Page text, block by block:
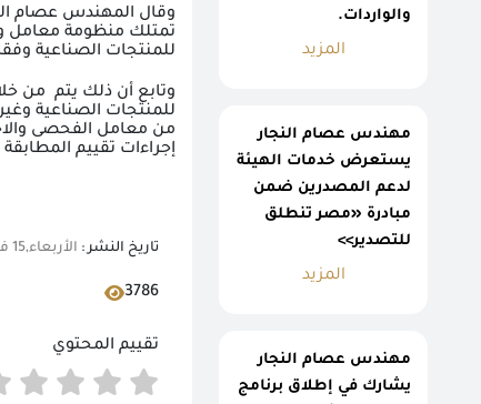
والواردات.
المزيد
مهندس عصام النجار
يستعرض خدمات الهيئة
لدعم المصدرين ضمن
مبادرة «مصر تنطلق
للتصدير>>
المزيد
مهندس عصام النجار
يشارك في إطلاق برنامج
وقال المهندس عصام
تمتلك منظومة معامل
للمنتجات الصناعية
وتابع أن ذلك يتم من
للمنتجات الصناعية
من معامل الفحصى
إجراءات تقييم المطابقة
تاريخ النشر : الأربعاء,15 فبراير 2023 11:45 ص
3786
تقييم المحتوي